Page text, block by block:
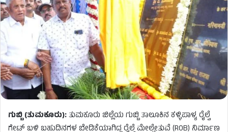
ಗುಬ್ಬಿ (ತುಮಕೂರು):ತುಮಕೂರು ಜಿಲ್ಲೆಯ ಗುಬ್ಬಿ ತಾಲೂಕಿನ ಕಳ್ಳಿಪಾಳ್ಯ ರೈಲ್ವೆ
ಗೇಟ್ ಬಳಿ ಬಹುದಿನಗಳ ಬೇಡಿಕೆಯಾಗಿದ್ದ ರೈಲ್ವೆ ಮೇಲ್ಸೇತುವೆ (ROB) ನಿರ್ಮಾಣ